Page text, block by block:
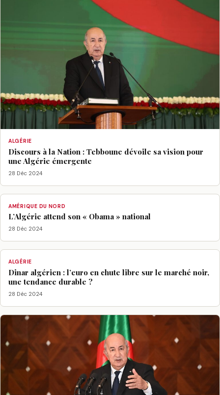
ALGÉRIE
Discours à la Nation : Tebboune dévoile sa vision pour
une Algérie émergente
28 Déc 2024
AMÉRIQUE DU NORD
L’Algérie attend son « Obama » national
28 Déc 2024
ALGÉRIE
Dinar algérien : l’euro en chute libre sur le marché noir,
une tendance durable ?
28 Déc 2024